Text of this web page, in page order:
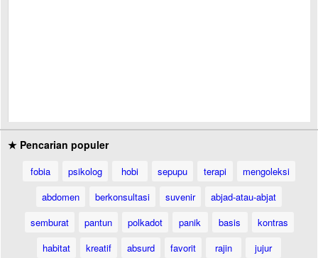
★ Pencarian populer
fobia psikolog hobi sepupu terapi
mengoleksi
abdomen
berkonsultasi suvenir
abjad-atau-abjat
semburat
pantun polkadot panik basis
kontras
habitat
kreatif absurd favorit rajin
jujur